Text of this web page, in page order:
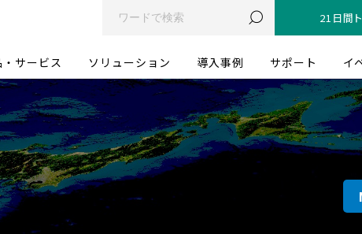
21日間
サービス ソリューション 導入事例 サポート イ